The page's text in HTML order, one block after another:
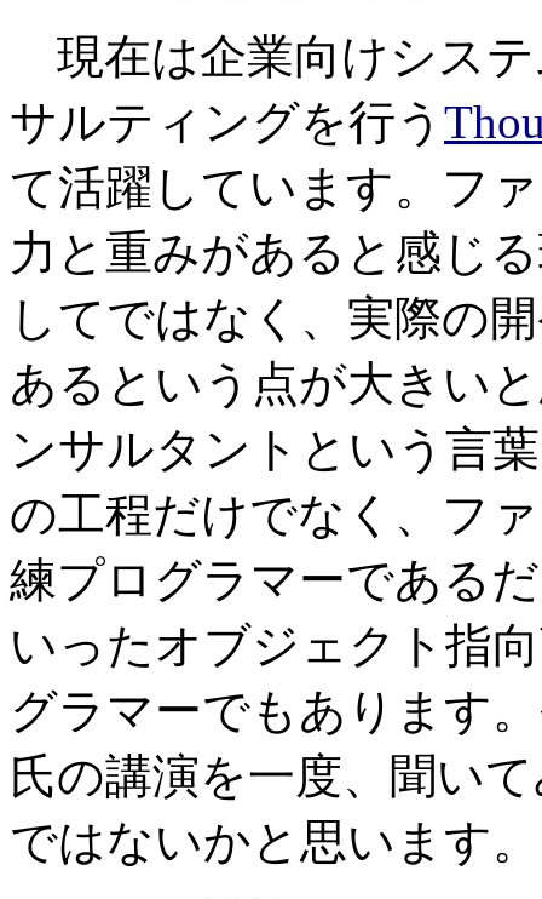
現在は企業向けシス
サルティングを行う
て活躍しています。フ
力と重みがあると感じ
してではなく、実際の
あるという点が大きい
ンサルタントという言
の工程だけでなく、フ
練プログラマーである
いったオブジェクト指
グラマーでもあります
氏の講演を一度、聞い
ではないかと思います。